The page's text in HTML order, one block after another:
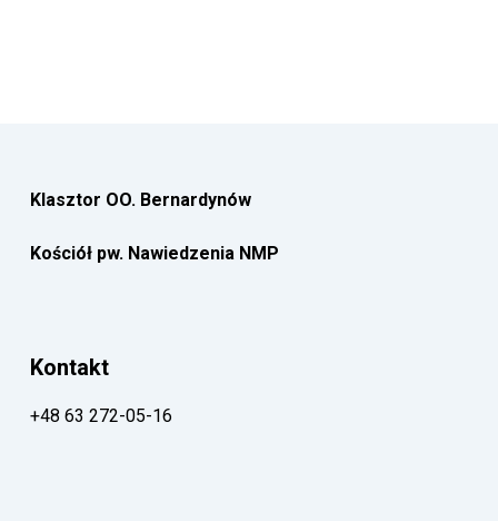
Klasztor OO. Bernardynów
Kościół pw. Nawiedzenia NMP
Kontakt
+48 63 272-05-16